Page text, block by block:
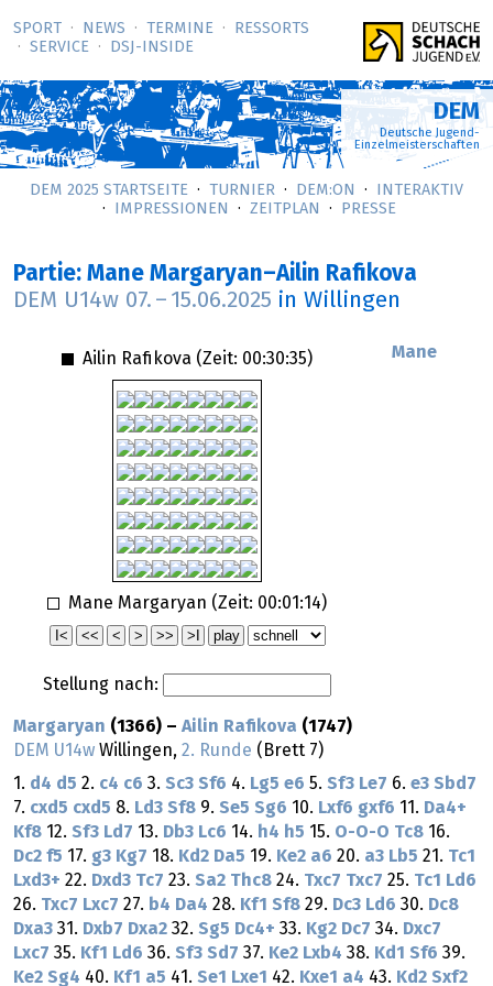
SPORT NEWS TERMINE
RESSORTS
SERVICE
DSJ-­INSIDE
DEM
Deutsche Jugend-
Einzelmeisterschaften
DEM 2025 STARTSEITE TURNIER DEM:ON
INTERAKTIV
IMPRESSIONEN
ZEITPLAN PRESSE
Partie: Mane Margaryan–Ailin Rafikova
DEM U14w 07. – 15.06.2025 in Willingen
Ailin Rafikova (Zeit: 00:30:35)
Mane Margaryan (Zeit: 00:01:14)
Stellung nach:
Mane
Margaryan (1366) – Ailin Rafikova (1747)
DEM U14w Willingen, 2. Runde (Brett 7)
1. d4 d5 2. c4 c6 3. Sc3 Sf6 4. Lg5 e6 5. Sf3 Le7 6. e3 Sbd7
7. cxd5 cxd5 8. Ld3 Sf8 9. Se5 Sg6 10. Lxf6 gxf6 11. Da4+
Kf8 12. Sf3 Ld7 13. Db3 Lc6 14. h4 h5 15. O-O-O Tc8 16.
Dc2 f5 17. g3 Kg7 18. Kd2 Da5 19. Ke2 a6 20. a3 Lb5 21. Tc1
Lxd3+ 22. Dxd3 Tc7 23. Sa2 Thc8 24. Txc7 Txc7 25. Tc1 Ld6
26. Txc7 Lxc7 27. b4 Da4 28. Kf1 Sf8 29. Dc3 Ld6 30. Dc8
Dxa3 31. Dxb7 Dxa2 32. Sg5 Dc4+ 33. Kg2 Dc7 34. Dxc7
Lxc7 35. Kf1 Ld6 36. Sf3 Sd7 37. Ke2 Lxb4 38. Kd1 Sf6 39.
Ke2 Sg4 40. Kf1 a5 41. Se1 Lxe1 42. Kxe1 a4 43. Kd2 Sxf2